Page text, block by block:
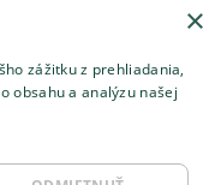
×
zážitku z prehliadania,
obsahu a analýzu našej